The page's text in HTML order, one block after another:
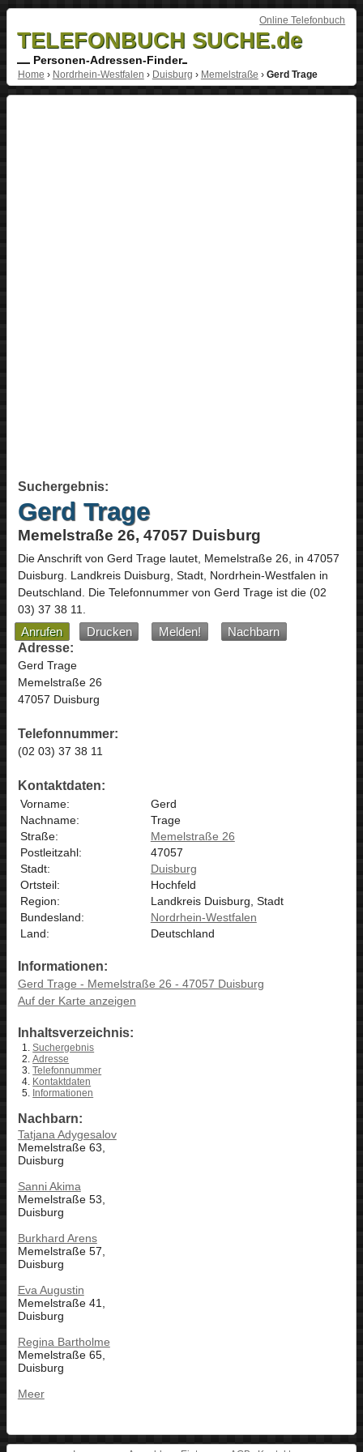
Online Telefonbuch
TELEFONBUCH SUCHE.de
Personen-Adressen-Finder
Home › Nordrhein-Westfalen › Duisburg › Memelstraße › Gerd Trage
Suchergebnis:
Gerd Trage
Memelstraße 26, 47057 Duisburg
Die Anschrift von Gerd Tragelautet, Memelstraße 26, in 47057
Duisburg. Landkreis Duisburg, Stadt, Nordrhein-Westfalen in
Deutschland. Die Telefonnummer von Gerd Trage ist die (02
03) 37 38 11.
Anrufen Drucken Melden!
Nachbarn
Adresse:
Gerd Trage
Memelstraße 26
47057 Duisburg
Telefonnummer:
(02 03) 37 38 11
Kontaktdaten:
Vorname:
Gerd
Nachname:
Trage
Straße:
Memelstraße 26
Postleitzahl:
47057
Stadt:
Duisburg
Ortsteil:
Hochfeld
Region:
Landkreis Duisburg, Stadt
Bundesland:
Nordrhein-Westfalen
Land:
Deutschland
Informationen:
Gerd Trage - Memelstraße 26 - 47057 Duisburg
Auf der Karte anzeigen
Inhaltsverzeichnis:
Suchergebnis
Adresse
Telefonnummer
Kontaktdaten
Informationen
Nachbarn:
Tatjana Adygesalov
Memelstraße 63,
Duisburg
Sanni Akima
Memelstraße 53,
Duisburg
Burkhard Arens
Memelstraße 57,
Duisburg
Eva Augustin
Memelstraße 41,
Duisburg
Regina Bartholme
Memelstraße 65,
Duisburg
Meer